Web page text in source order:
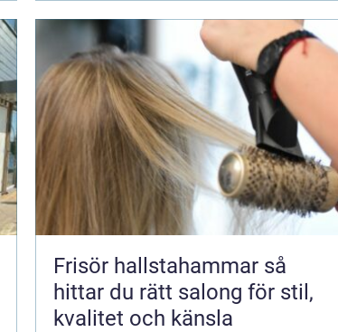
Frisör hallstahammar så
hittar du rätt salong för stil,
kvalitet och känsla